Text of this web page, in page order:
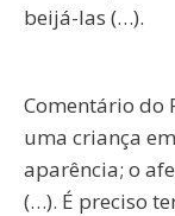
beijá-las (…).
Comentário do
uma criança
aparência; o
(…). É preciso